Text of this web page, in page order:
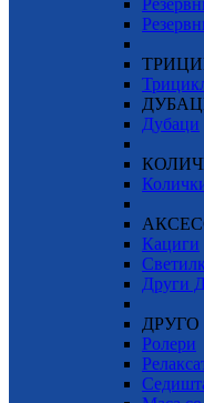
Дубаци
Кациги
Други
ДРУГО
Ролери